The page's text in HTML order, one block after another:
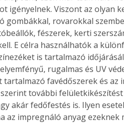
igényelnek. Viszont az olyan
gombákkal, rovarokkal
fészerek, kerti
E célra használhatók a
is tartalmazó
rugalmas és UV
tartalmazó favédőszerek és
további
akár fedőfestés is. Ilyen
az impregnáló anyag